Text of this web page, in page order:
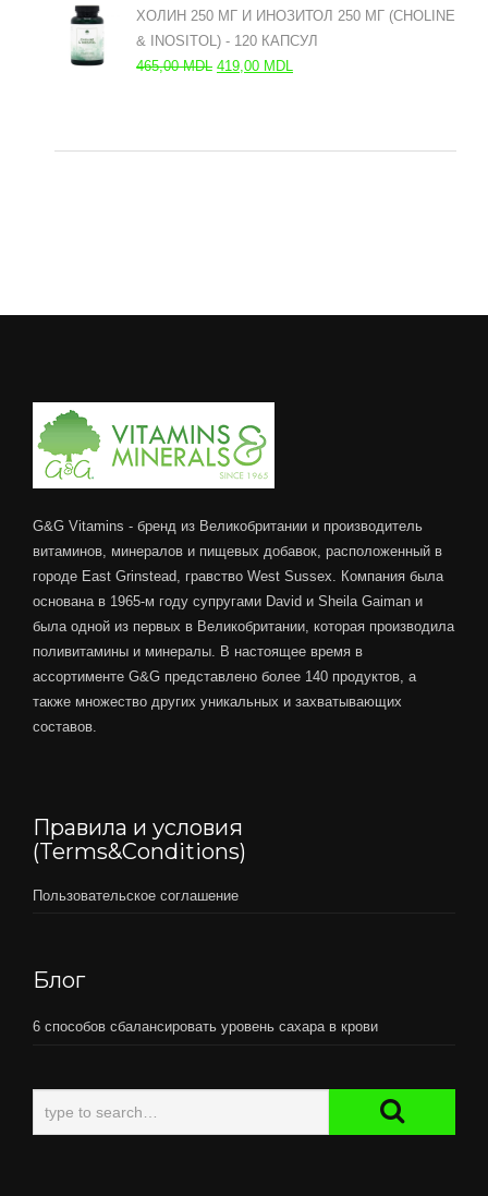
ХОЛИН 250 МГ И ИНОЗИТОЛ 250 МГ (CHOLINE
& INOSITOL) - 120 КАПСУЛ
465,00MDL Первоначальная
419,00 MDL
G&G Vitamins - бренд из Великобритании и производитель
витаминов, минералов и пищевых добавок, расположенный в
городе East Grinstead, гравство West Sussex. Компания была
основана в 1965-м году супругами David и Sheila Gaiman и
была одной из первых в Великобритании, которая производила
поливитамины и минералы. В настоящее время в
ассортименте G&G представлено более 140 продуктов, а
также множество других уникальных и захватывающих
составов.
Правила и условия
(Terms&Conditions)
Пользовательское соглашение
Блог
6 способов сбалансировать уровень сахара в крови